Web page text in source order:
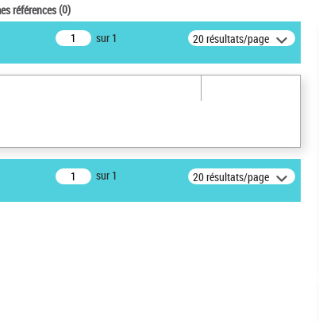
références(0)
sur 1 20 résultats/page
sur 1 20 résultats/page